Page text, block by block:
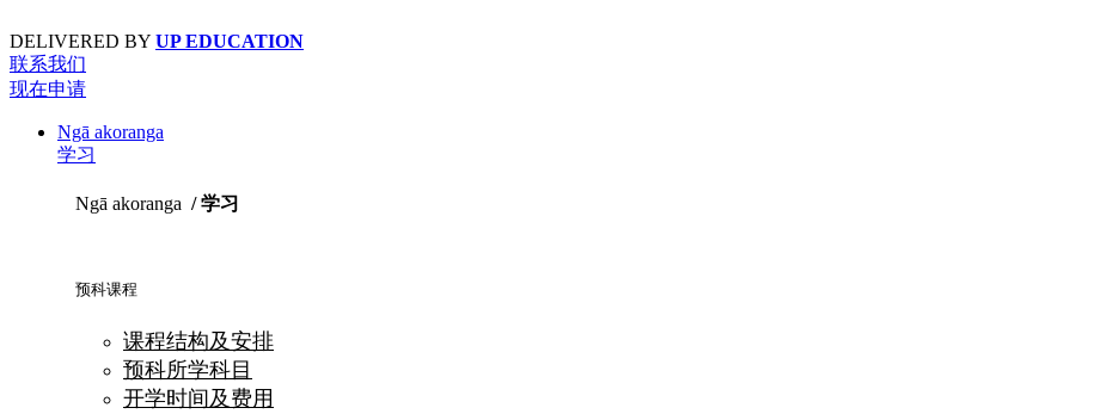
to
content
DELIVERED BY UP EDUCATION
联系我们
现在申请
Ngā akoranga
学习
Ngā akoranga / 学习
预科课程
课程结构及安排
预科所学科目
开学时间及费用